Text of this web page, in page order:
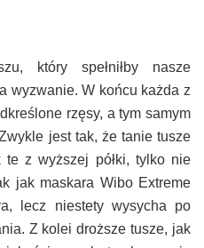
który spełniłby nasze
wyzwanie. W końcu każda z
rzęsy, a tym samym
jest tak, że tanie tusze
z wyższej półki, tylko nie
jak maskara Wibo Extreme
lecz niestety wysycha po
Z kolei droższe tusze, jak